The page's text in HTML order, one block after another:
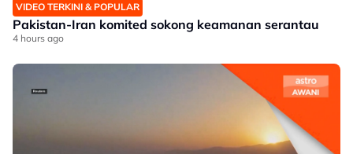
VIDEO TERKINI & POPULAR
Pakistan-Iran komited sokong keamanan serantau
4 hours ago